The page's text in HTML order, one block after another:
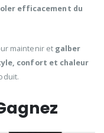
efficacement du
maintenir et galber
confort et chaleur